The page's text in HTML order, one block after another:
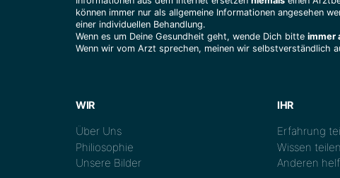
können immer nur als allgemeine Informationen angesehen
einer individuellen Behandlung.
Wenn es um Deine Gesundheit geht, wende Dich bitte immer
Wenn wir vom Arzt sprechen, meinen wir selbstverständlich
WIR
Über Uns
Philiosophie
Unsere Bilder
IHR
Erfahrung
Wissen teilen
Anderen